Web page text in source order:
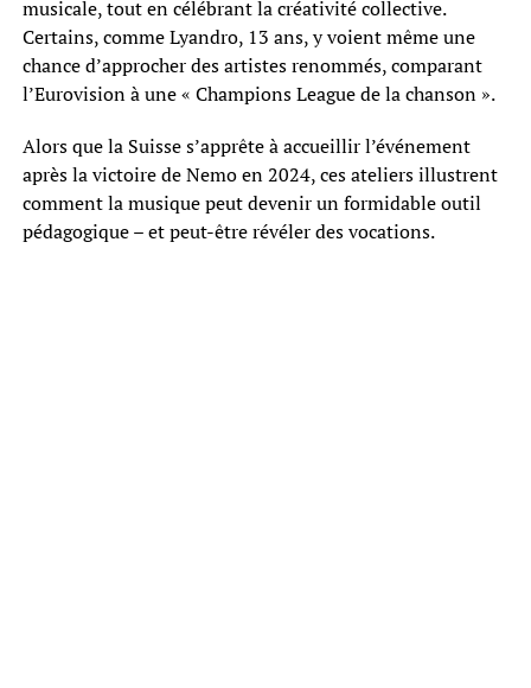
musicale, tout en célébrant la créativité collective.
Certains, comme Lyandro, 13 ans, y voient même une
chance d’approcher des artistes renommés, comparant
l’Eurovision à une « Champions League de la chanson ».
Alors que la Suisse s’apprête à accueillir l’événement
après la victoire de Nemo en 2024, ces ateliers illustrent
comment la musique peut devenir un formidable outil
pédagogique – et peut-être révéler des vocations.